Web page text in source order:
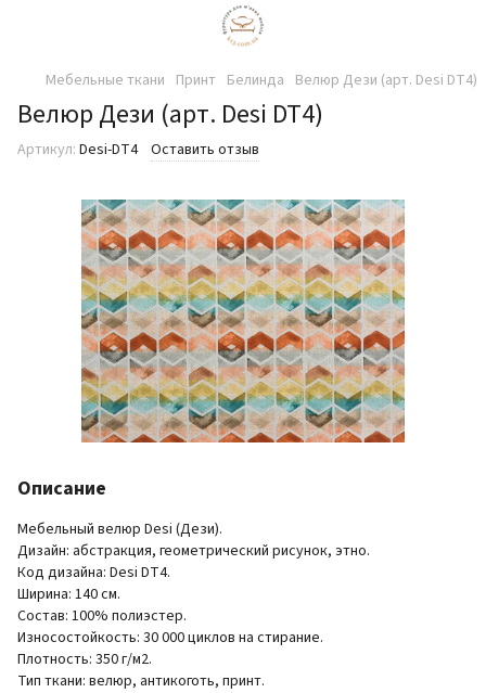
Мебельные ткани Принт Белинда Велюр Дези (арт. Desi DT4)
Велюр Дези (арт. Desi DT4)
Артикул: Desi-DT4 Оставить отзыв
Описание
Мебельный велюр Desi (Дези).
Дизайн: абстракция, геометрический рисунок, этно.
Код дизайна: Desi DT4.
Ширина: 140 см.
Состав: 100% полиэстер.
Износостойкость: 30 000 циклов на стирание.
Плотность: 350 г/м2.
Тип ткани: велюр, антикоготь, принт.